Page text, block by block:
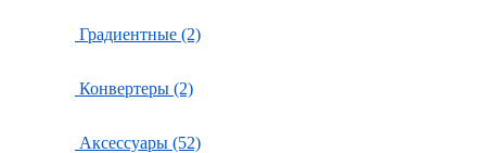
Градиентные (2)
Конвертеры (2)
Аксессуары (52)